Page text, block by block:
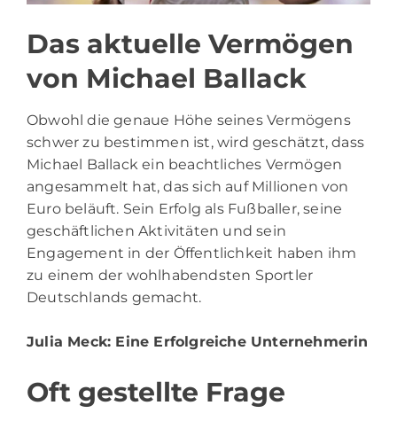
Das aktuelle Vermögen
von Michael Ballack
Obwohl die genaue Höhe seines Vermögens
schwer zu bestimmen ist, wird geschätzt, dass
Michael Ballack ein beachtliches Vermögen
angesammelt hat, das sich auf Millionen von
Euro beläuft. Sein Erfolg als Fußballer, seine
geschäftlichen Aktivitäten und sein
Engagement in der Öffentlichkeit haben ihm
zu einem der wohlhabendsten Sportler
Deutschlands gemacht.
Julia Meck: Eine Erfolgreiche Unternehmerin
Oft gestellte Frage